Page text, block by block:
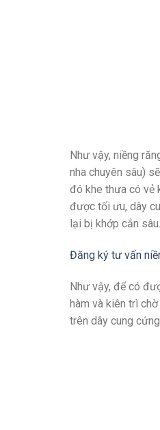
Như vậy, niềng
nha chuyên sâu)
đó khe thưa có vẻ
được tối ưu, dây
lại bị khớp cắn
Đăng ký tư vấn
Như vậy, để có
hàm và kiên trì
trên dây cung